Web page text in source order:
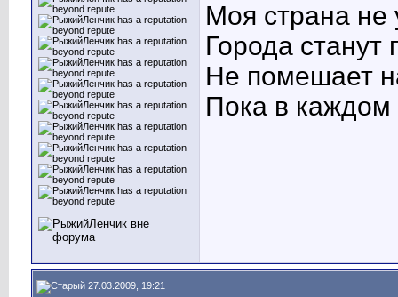
Моя страна не
Города станут
Не помешает
Пока в каждом
27.03.2009, 19:21